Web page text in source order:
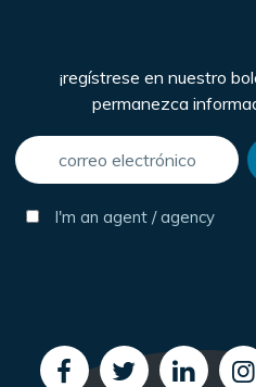
¡regístrese en nuestro
permanezca
I'm an agent / agency